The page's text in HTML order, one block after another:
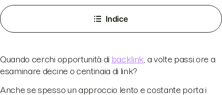
Indice
Quando cerchi opportunità di backlink , a volte passi ore a
esaminare decine o centinaia di link?
Anche se spesso un approccio lento e costante porta i